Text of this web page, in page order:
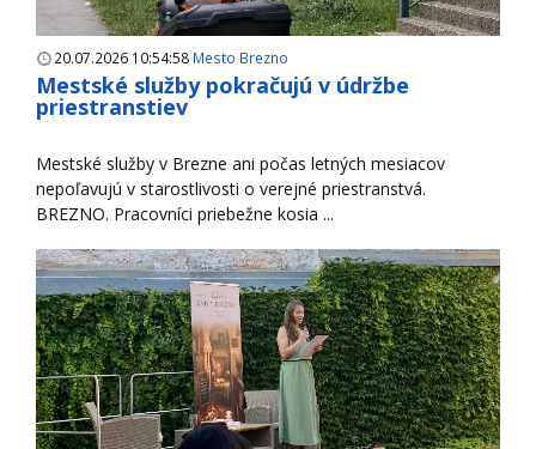
20.07.2026 10:54:58 Mesto Brezno
Mestské služby pokračujú v údržbe
priestranstiev
Mestské služby v Brezne ani počas letných mesiacov
nepoľavujú v starostlivosti o verejné priestranstvá.
BREZNO. Pracovníci priebežne kosia ...